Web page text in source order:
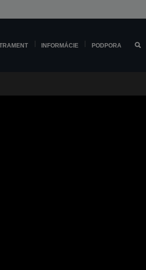
INFORMÁCIE PODPORA